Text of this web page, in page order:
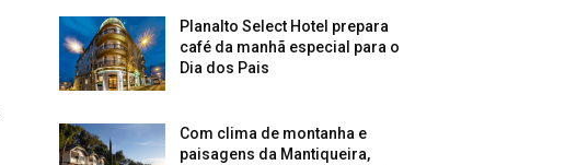
Planalto Select Hotel prepara
café da manhã especial para o
Dia dos Pais
Com clima de montanha e
paisagens da Mantiqueira,